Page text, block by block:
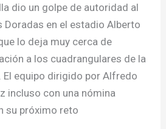
dio un golpe de autoridad al
Doradas en el estadio Alberto
lo deja muy cerca de
a los cuadrangulares de la
El equipo dirigido por Alfredo
incluso con una nómina
su próximo reto